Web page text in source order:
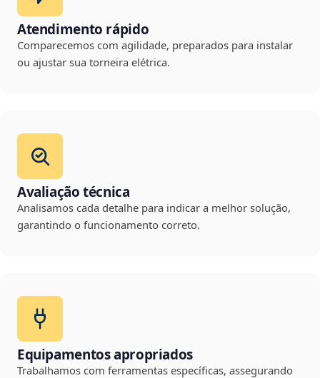
Atendimento rápido
Comparecemos com agilidade, preparados para instalar
ou ajustar sua torneira elétrica.
Avaliação técnica
Analisamos cada detalhe para indicar a melhor solução,
garantindo o funcionamento correto.
Equipamentos apropriados
Trabalhamos com ferramentas específicas, assegurando